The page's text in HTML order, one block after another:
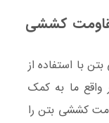
کششی
با استفاده از
واقع ما به کمک
کششی بتن را